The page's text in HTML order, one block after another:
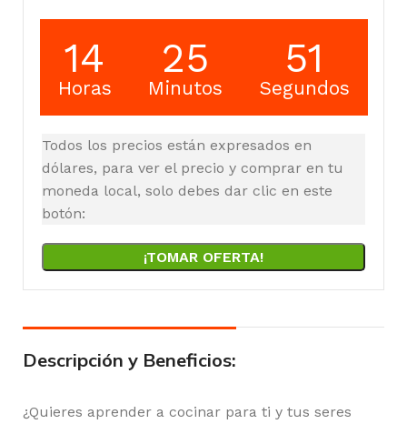
14
Horas
25
Minutos
50
Segundos
Todos los precios están expresados en
dólares, para ver el precio y comprar en tu
moneda local, solo debes dar clic en este
botón:
¡TOMAR OFERTA!
Descripción y Beneficios:
¿Quieres aprender a cocinar para ti y tus seres